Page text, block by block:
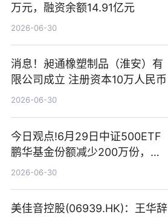
万元，融资余额14.91亿元
2026-06-30
消息！昶通橡塑制品（淮安）有
限公司成立 注册资本10万人民币
2026-06-30
今日观点!6月29日中证500ETF
鹏华基金份额减少200万份，重
仓股亨通光电、赤峰黄金、佰维
2026-06-30
美佳音控股(06939.HK)：王华辞